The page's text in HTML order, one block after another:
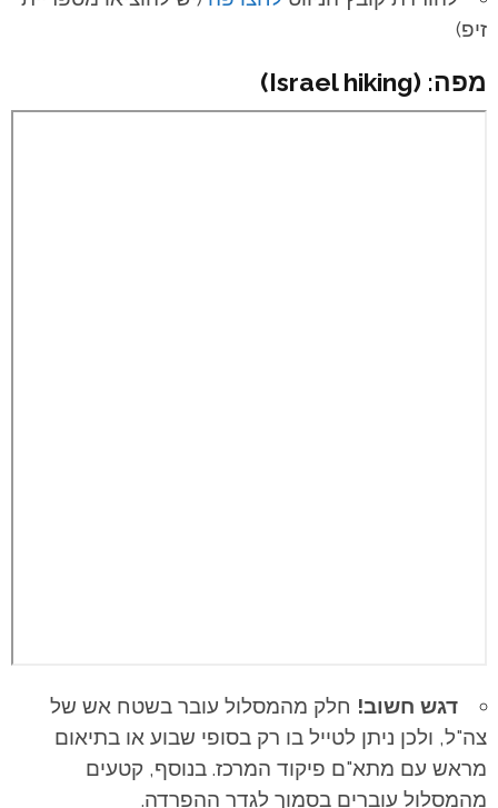
זיפ)
מפה: (Israel hiking)
דגש חשוב! חלק מהמסלול עובר בשטח אש של
צה"ל, ולכן ניתן לטייל בו רק בסופי שבוע או בתיאום
מראש עם מתא"ם פיקוד המרכז. בנוסף, קטעים
מהמסלול עוברים בסמוך לגדר ההפרדה.